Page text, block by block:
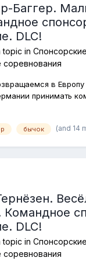
Баггер.
DLC!
topic in
соревнования
в
принимать
и карася!
и вперёд, за славой
бычок (and 14
DLC!
topic in
соревнования